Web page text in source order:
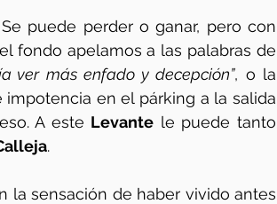
puede perder o ganar, pero con
ver más enfado y decepción”, o la
en el párking a la salida
A este Levante le puede tanto
.
la sensación de haber vivido antes